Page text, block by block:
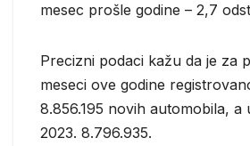
mesec prošle godine – 2,7
Precizni podaci kažu da je za
meseci ove godine
8.856.195 novih automobila, a
2023. 8.796.935.